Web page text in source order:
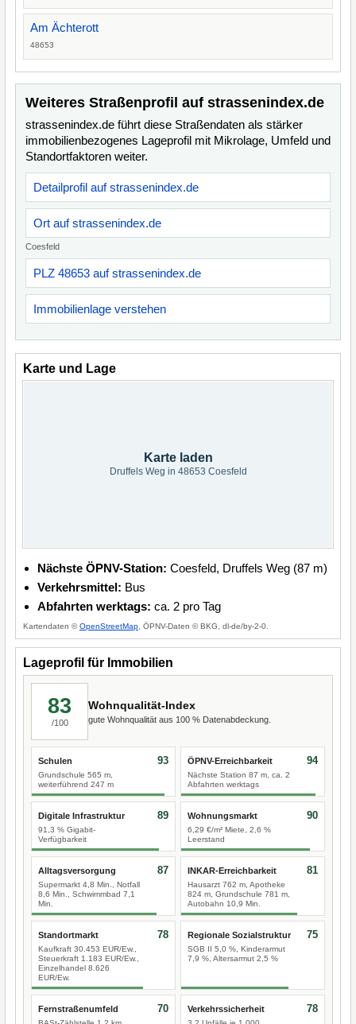
Am Ächterott
48653
Weiteres Straßenprofil auf strassenindex.de
strassenindex.de führt diese Straßendaten als stärker
immobilienbezogenes Lageprofil mit Mikrolage, Umfeld und
Standortfaktoren weiter.
Detailprofil auf strassenindex.de
Ort auf strassenindex.de
Coesfeld
PLZ 48653 auf strassenindex.de
Immobilienlage verstehen
Karte und Lage
Karte laden
Druffels Weg in 48653 Coesfeld
Nächste ÖPNV-Station: Coesfeld, Druffels Weg (87 m)
Verkehrsmittel: Bus
Abfahrten werktags: ca. 2 pro Tag
Kartendaten ©OpenStreetMap , ÖPNV-Daten © BKG, dl-de/by-2-0.
Lageprofil für Immobilien
83
/100
Wohnqualität-Index
gute Wohnqualität aus 100 % Datenabdeckung.
Schulen
Grundschule 565 m,
weiterführend 247 m
93 ÖPNV-Erreichbarkeit
Nächste Station 87 m, ca. 2
Abfahrten werktags
94
Digitale Infrastruktur
91,3 % Gigabit-
Verfügbarkeit
89 Wohnungsmarkt
6,29 €/m² Miete, 2,6 %
Leerstand
90
Alltagsversorgung
Supermarkt 4,8 Min., Notfall
8,6 Min., Schwimmbad 7,1
Min.
87 INKAR-Erreichbarkeit
Hausarzt 762 m, Apotheke
824 m, Grundschule 781 m,
Autobahn 10,9 Min.
81
Standortmarkt
Kaufkraft 30.453 EUR/Ew.,
Steuerkraft 1.183 EUR/Ew.,
Einzelhandel 8.626
EUR/Ew.
78 Regionale Sozialstruktur
SGB II 5,0 %, Kinderarmut
7,9 %, Altersarmut 2,5 %
75
Fernstraßenumfeld 70 Verkehrssicherheit 78